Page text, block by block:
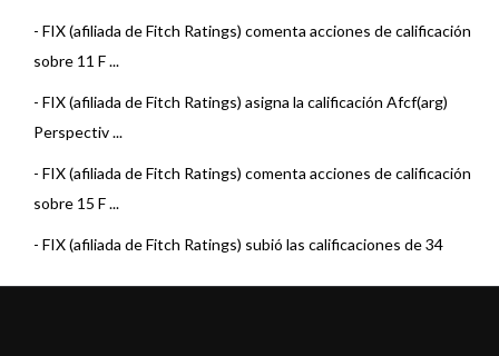
- FIX (afiliada de Fitch Ratings) comenta acciones de calificación
sobre 11 F ...
- FIX (afiliada de Fitch Ratings) asigna la calificación Afcf(arg)
Perspectiv ...
- FIX (afiliada de Fitch Ratings) comenta acciones de calificación
sobre 15 F ...
- FIX (afiliada de Fitch Ratings) subió las calificaciones de 34